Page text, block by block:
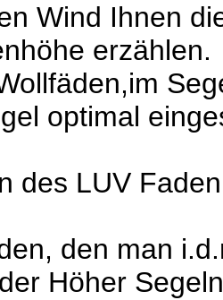
Wind Ihnen
erzählen.
optimal
des LUV
den man
Höher